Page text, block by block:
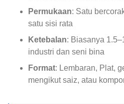
Permukaan: Satu
satu sisi rata
Ketebalan: Biasanya
industri dan seni bina
Format: Lembaran, Plat,
mengikut saiz, atau